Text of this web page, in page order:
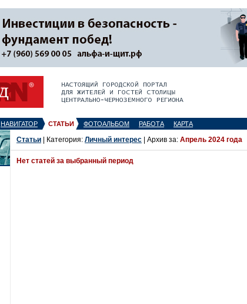
НАВИГАТОР СТАТЬИ ФОТОАЛЬБОМ РАБОТА КАРТА
Статьи | Категория: Личный интерес | Архив за: Апрель 2024 года
Нет статей за выбранный период